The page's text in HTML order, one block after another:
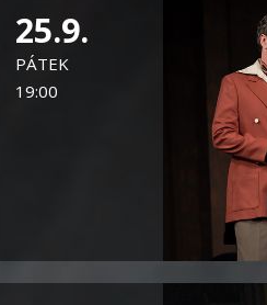
25.9.
PÁTEK
19:00